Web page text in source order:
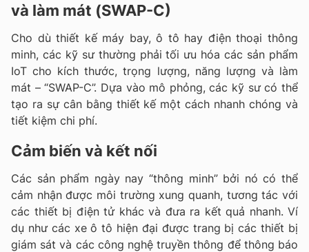
và làm mát (SWAP-C)
Cho dù thiết kế máy bay, ô tô hay điện thoại thông
minh, các kỹ sư thường phải tối ưu hóa các sản phẩm
IoT cho kích thước, trọng lượng, năng lượng và làm
mát – “SWAP-C”. Dựa vào mô phỏng, các kỹ sư có thể
tạo ra sự cân bằng thiết kế một cách nhanh chóng và
tiết kiệm chi phí.
Cảm biến và kết nối
Các sản phẩm ngày nay “thông minh” bởi nó có thể
cảm nhận được môi trường xung quanh, tương tác với
các thiết bị điện tử khác và đưa ra kết quả nhanh. Ví
dụ như các xe ô tô hiện đại được trang bị các thiết bị
giám sát và các công nghệ truyền thông để thông báo